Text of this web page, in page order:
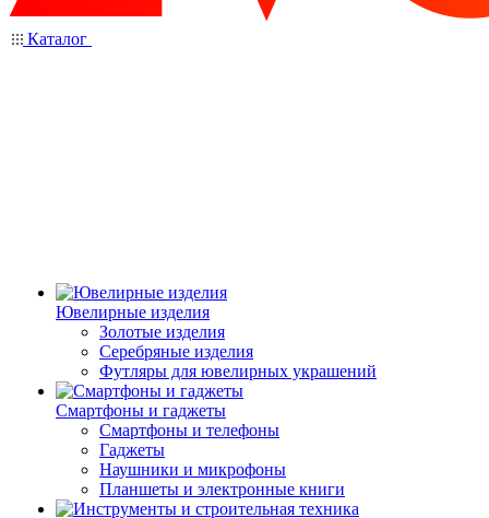
Каталог
Ювелирные изделия
Золотые изделия
Серебряные изделия
Футляры для ювелирных украшений
Смартфоны и гаджеты
Смартфоны и телефоны
Гаджеты
Наушники и микрофоны
Планшеты и электронные книги